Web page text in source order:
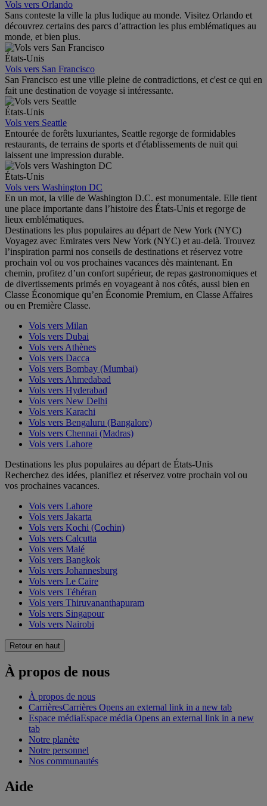
Vols vers Orlando
Sans conteste la ville la plus ludique au monde. Visitez Orlando et
découvrez certains des parcs d’attraction les plus emblématiques au
monde, et bien plus.
États-Unis
Vols vers San Francisco
San Francisco est une ville pleine de contradictions, et c'est ce qui en
fait une destination de voyage si intéressante.
États-Unis
Vols vers Seattle
Entourée de forêts luxuriantes, Seattle regorge de formidables
restaurants, de terrains de sports et d'établissements de nuit qui
laissent une impression durable.
États-Unis
Vols vers Washington DC
En un mot, la ville de Washington D.C. est monumentale. Elle tient
une place importante dans l’histoire des États-Unis et regorge de
lieux emblématiques.
Destinations les plus populaires au départ de New York (NYC)
Voyagez avec Emirates vers New York (NYC) et au-delà. Trouvez
l’inspiration parmi nos conseils de destinations et réservez votre
prochain vol ou vos prochaines vacances dès maintenant. En
chemin, profitez d’un confort supérieur, de repas gastronomiques et
de divertissements primés en voyageant à nos côtés, aussi bien en
Classe Économique qu’en Économie Premium, en Classe Affaires
ou en Première Classe.
Vols vers Milan
Vols vers Dubai
Vols vers Athènes
Vols vers Dacca
Vols vers Bombay (Mumbai)
Vols vers Ahmedabad
Vols vers Hyderabad
Vols vers New Delhi
Vols vers Karachi
Vols vers Bengaluru (Bangalore)
Vols vers Chennai (Madras)
Vols vers Lahore
Destinations les plus populaires au départ de États-Unis
Recherchez des idées, planifiez et réservez votre prochain vol ou
vos prochaines vacances.
Vols vers Lahore
Vols vers Jakarta
Vols vers Kochi (Cochin)
Vols vers Calcutta
Vols vers Malé
Vols vers Bangkok
Vols vers Johannesburg
Vols vers Le Caire
Vols vers Téhéran
Vols vers Thiruvananthapuram
Vols vers Singapour
Vols vers Nairobi
Retour en haut
À propos de nous
À propos de nous
CarrièresCarrières Opens an external link in a new tab
Espace médiaEspace média Opens an external link in a new
tab
Notre planète
Notre personnel
Nos communautés
Aide